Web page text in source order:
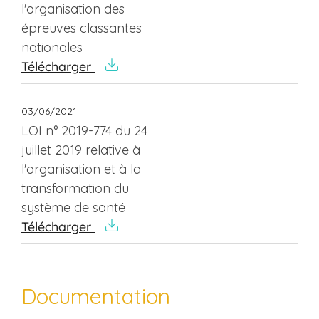
l'organisation des
épreuves classantes
nationales
Télécharger
03/06/2021
LOI n° 2019-774 du 24
juillet 2019 relative à
l'organisation et à la
transformation du
système de santé
Télécharger
Documentation